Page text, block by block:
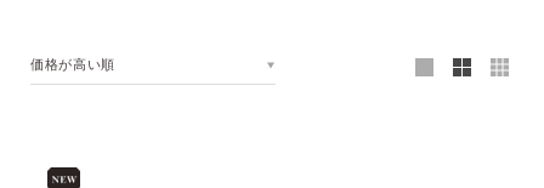
価格が高い順